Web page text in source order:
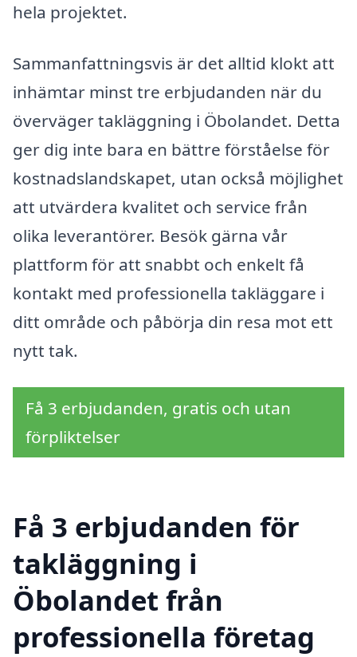
hela projektet.
Sammanfattningsvis är det alltid klokt att
inhämtar minst tre erbjudanden när du
överväger takläggning i Öbolandet. Detta
ger dig inte bara en bättre förståelse för
kostnadslandskapet, utan också möjlighet
att utvärdera kvalitet och service från
olika leverantörer. Besök gärna vår
plattform för att snabbt och enkelt få
kontakt med professionella takläggare i
ditt område och påbörja din resa mot ett
nytt tak.
Få 3 erbjudanden, gratis och utan
förpliktelser
Få 3 erbjudanden för
takläggning i
Öbolandet från
professionella företag